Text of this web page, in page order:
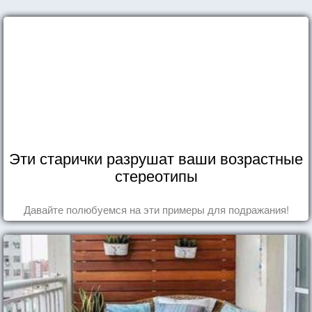
Эти старички разрушат ваши возрастные
стереотипы
Давайте полюбуемся на эти примеры для подражания!